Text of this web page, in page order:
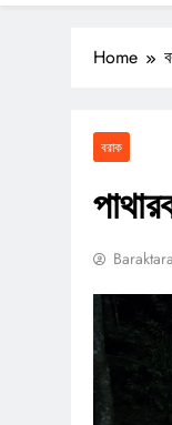
Home
বরাক